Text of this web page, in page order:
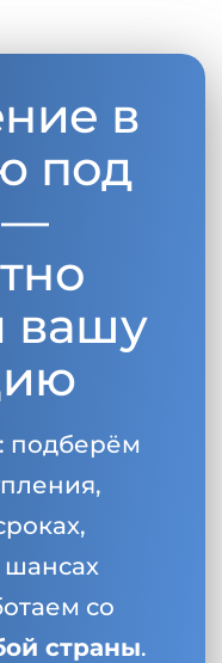
в
под
—
вашу
подберём
шансах
со
страны.